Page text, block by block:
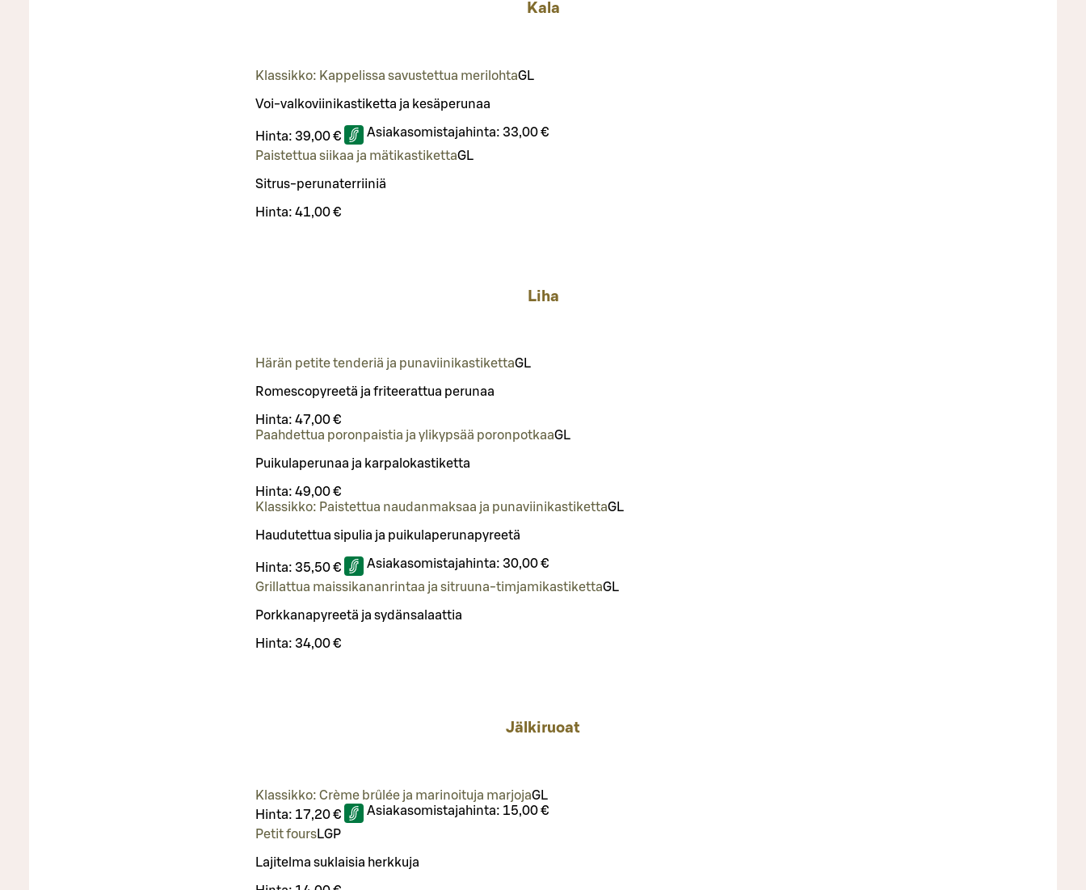
Kala
Klassikko: Kappelissa savustettua merilohtaGL
Voi-valkoviinikastiketta ja kesäperunaa
Hinta: 39,00 € Asiakasomistajahinta: 33,00 €
Paistettua siikaa ja mätikastikettaGL
Sitrus-perunaterriiniä
Hinta: 41,00 €
Liha
Härän petite tenderiä ja punaviinikastikettaGL
Romescopyreetä ja friteerattua perunaa
Hinta: 47,00 €
Paahdettua poronpaistia ja ylikypsää poronpotkaaGL
Puikulaperunaa ja karpalokastiketta
Hinta: 49,00 €
Klassikko: Paistettua naudanmaksaa ja punaviinikastikettaGL
Haudutettua sipulia ja puikulaperunapyreetä
Hinta: 35,50 € Asiakasomistajahinta: 30,00 €
Grillattua maissikananrintaa ja sitruuna-timjamikastikettaGL
Porkkanapyreetä ja sydänsalaattia
Hinta: 34,00 €
Jälkiruoat
Klassikko: Crème brûlée ja marinoituja marjojaGL
Hinta: 17,20 € Asiakasomistajahinta: 15,00 €
Petit foursLGP
Lajitelma suklaisia herkkuja